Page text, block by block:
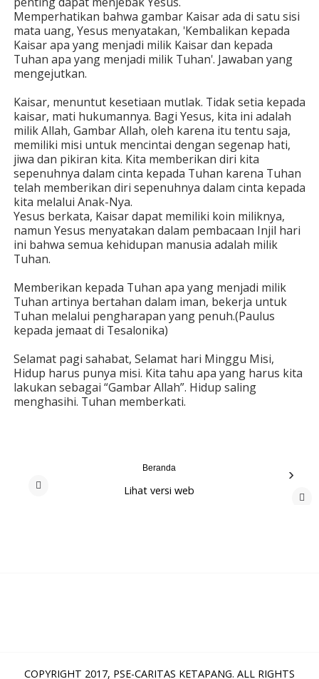
Memperhatikan bahwa gambar Kaisar ada di satu sisi
mata uang, Yesus menyatakan, 'Kembalikan kepada
Kaisar apa yang menjadi milik Kaisar dan kepada
Tuhan apa yang menjadi milik Tuhan'. Jawaban yang
mengejutkan.
Kaisar, menuntut kesetiaan mutlak. Tidak setia kepada
kaisar, mati hukumannya. Bagi Yesus, kita ini adalah
milik Allah, Gambar Allah, oleh karena itu tentu saja,
memiliki misi untuk mencintai dengan segenap hati,
jiwa dan pikiran kita. Kita memberikan diri kita
sepenuhnya dalam cinta kepada Tuhan karena Tuhan
telah memberikan diri sepenuhnya dalam cinta kepada
kita melalui Anak-Nya.
Yesus berkata, Kaisar dapat memiliki koin miliknya,
namun Yesus menyatakan dalam pembacaan Injil hari
ini bahwa semua kehidupan manusia adalah milik
Tuhan.
Memberikan kepada Tuhan apa yang menjadi milik
Tuhan artinya bertahan dalam iman, bekerja untuk
Tuhan melalui pengharapan yang penuh.(Paulus
kepada jemaat di Tesalonika)
Selamat pagi sahabat, Selamat hari Minggu Misi,
Hidup harus punya misi. Kita tahu apa yang harus kita
lakukan sebagai “Gambar Allah”. Hidup saling
menghasihi. Tuhan memberkati.
›
Beranda
Lihat versi web
COPYRIGHT 2017, PSE-CARITAS KETAPANG. ALL RIGHTS